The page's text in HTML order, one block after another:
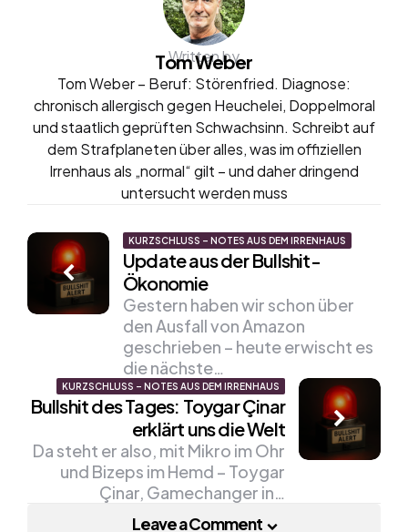
Written by
Tom Weber
Tom Weber – Beruf: Störenfried. Diagnose:
chronisch allergisch gegen Heuchelei, Doppelmoral
und staatlich geprüften Schwachsinn. Schreibt auf
dem Strafplaneten über alles, was im offiziellen
Irrenhaus als „normal“ gilt – und daher dringend
untersucht werden muss
Post
navigation
KURZSCHLUSS – NOTES AUS DEM IRRENHAUS
Update aus der Bullshit-
Ökonomie
Gestern haben wir schon über
den Ausfall von Amazon
geschrieben – heute erwischt es
die nächste…
KURZSCHLUSS – NOTES AUS DEM IRRENHAUS
Bullshit des Tages: Toygar Çinar
erklärt uns die Welt
Da steht er also, mit Mikro im Ohr
und Bizeps im Hemd – Toygar
Çinar, Gamechanger in…
Leave a Comment